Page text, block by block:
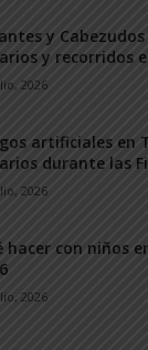
y
y recorridos
2026
artificiales en
durante las
2026
hacer con niños
2026